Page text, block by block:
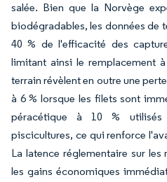
salée. Bien que la Norvège
biodégradables, les données de
40 % de l'efficacité des
limitant ainsi le remplacement
terrain révèlent en outre une
à 6 % lorsque les filets sont
péracétique à 10 %
piscicultures, ce qui renforce
La latence réglementaire sur
les gains économiques